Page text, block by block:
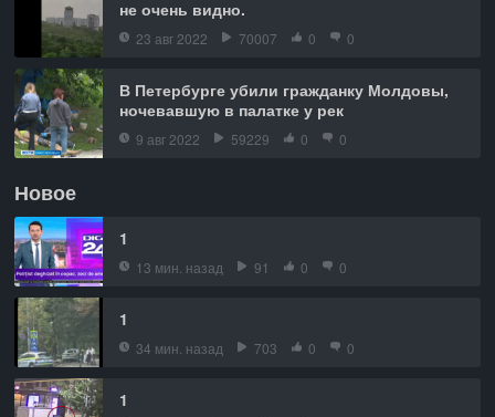
не очень видно.
23 авг 2022 70007 0 0
В Петербурге убили гражданку Молдовы,
ночевавшую в палатке у рек
9 авг 2022 59229 0 0
Новое
1
13 мин. назад 91 0 0
1
34 мин. назад 703 0 0
1